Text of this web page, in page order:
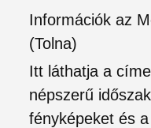
Információk az
(Tolna)
Itt láthatja a
népszerű
fényképeket és